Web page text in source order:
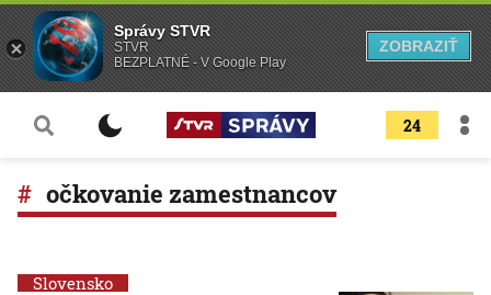
24
očkovanie zamestnancov
Slovensko
Správy STVR
STVR
BEZPLATNÉ - V Google Play
ZOBRAZIŤ